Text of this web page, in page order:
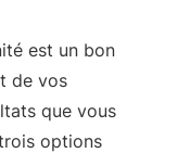
est un bon
de vos
que vous
options